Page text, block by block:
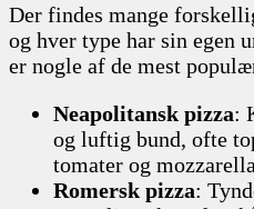
Der findes mange
og hver type har sin egen
er nogle af de mest
Neapolitansk pizza:
og luftig bund, ofte
tomater og
Romersk pizza: